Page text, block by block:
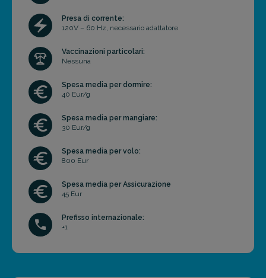
Presa di corrente:
120V – 60 Hz, necessario adattatore
Vaccinazioni particolari:
Nessuna
Spesa media per dormire:
40 Eur/g
Spesa media per mangiare:
30 Eur/g
Spesa media per volo:
800 Eur
Spesa media per Assicurazione
45 Eur
Prefisso internazionale:
+1